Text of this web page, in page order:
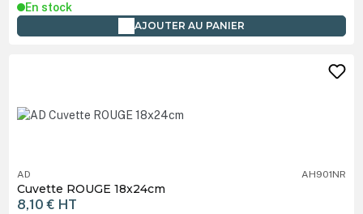
En stock
AJOUTER AU PANIER
AD AH901NR
Cuvette ROUGE 18x24cm
8,10 € HT